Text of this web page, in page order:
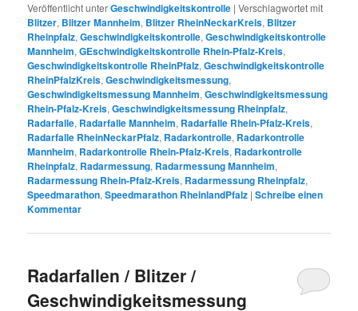
Veröffentlicht unterGeschwindigkeitskontrolle |Verschlagwortet mit
Blitzer, Blitzer Mannheim, Blitzer RheinNeckarKreis, Blitzer
Rheinpfalz,Geschwindigkeitskontrolle,Geschwindigkeitskontrolle
Mannheim,GEschwindigkeitskontrolle Rhein-Pfalz-Kreis,
Geschwindigkeitskontrolle RheinPfalz,Geschwindigkeitskontrolle
RheinPfalzKreis,Geschwindigkeitsmessung,
Geschwindigkeitsmessung Mannheim,Geschwindigkeitsmessung
Rhein-Pfalz-Kreis,Geschwindigkeitsmessung Rheinpfalz,
Radarfalle, Radarfalle Mannheim, Radarfalle Rhein-Pfalz-Kreis,
Radarfalle RheinNeckarPfalz, Radarkontrolle, Radarkontrolle
Mannheim, Radarkontrolle Rhein-Pfalz-Kreis, Radarkontrolle
Rheinpfalz, Radarmessung, Radarmessung Mannheim,
Radarmessung Rhein-Pfalz-Kreis, Radarmessung Rheinpfalz,
Speedmarathon,Speedmarathon RheinlandPfalz |Schreibe einen
Kommentar
Radarfallen / Blitzer /
Geschwindigkeitsmessung